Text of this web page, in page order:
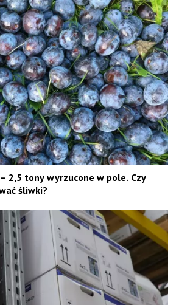
2,5 tony wyrzucone w pole. Czy
śliwki?